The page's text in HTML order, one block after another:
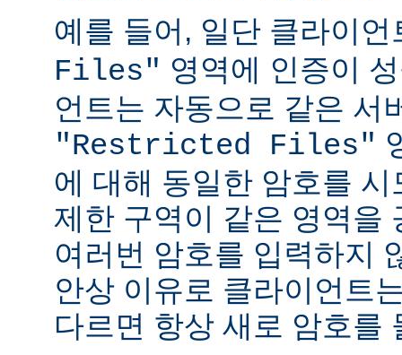
예를 들어, 일단 클라이
Files" 영역에 인증이
언트는 자동으로 같은 서
"Restricted Files"
에 대해 동일한 암호를
제한 구역이 같은 영역을
여러번 암호를 입력하지
안상 이유로 클라이언트
다르면 항상 새로 암호를